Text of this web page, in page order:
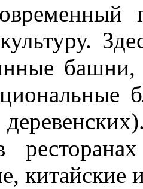
китайские